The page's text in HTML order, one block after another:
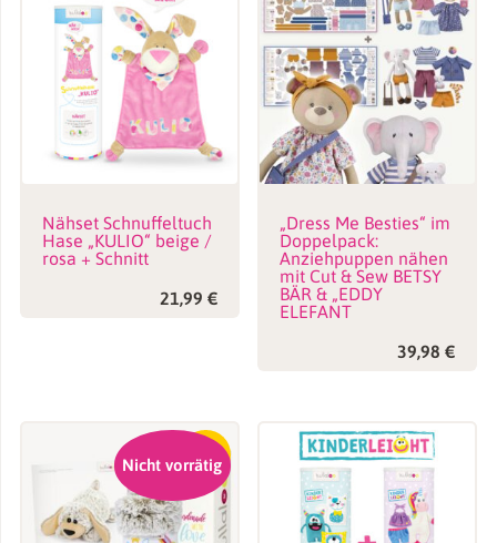
Nähset Schnuffeltuch
Hase „KULIO“ beige /
rosa + Schnitt
21,99 €
„Dress Me Besties“ im
Doppelpack:
Anziehpuppen nähen
mit Cut & Sew BETSY
BÄR & „EDDY
ELEFANT
39,98€
-16%
Nicht vorrätig